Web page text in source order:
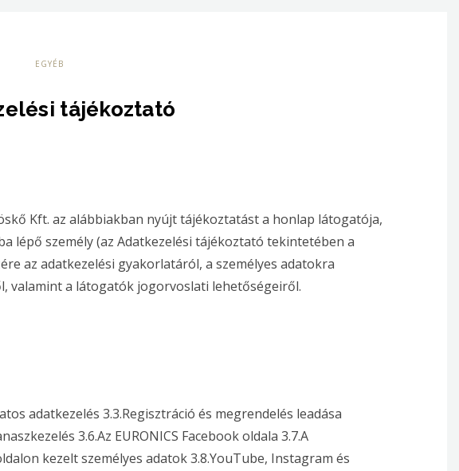
EGYÉB
tájékoztató
Kft. az alábbiakban nyújt tájékoztatást a honlap látogatója,
lépő személy (az Adatkezelési tájékoztató tekintetében a
az adatkezelési gyakorlatáról, a személyes adatokra
valamint a látogatók jogorvoslati lehetőségeiről.
adatkezelés 3.3.Regisztráció és megrendelés leadása
3.6.Az EURONICS Facebook oldala 3.7.A
kezelt személyes adatok 3.8.YouTube, Instagram és